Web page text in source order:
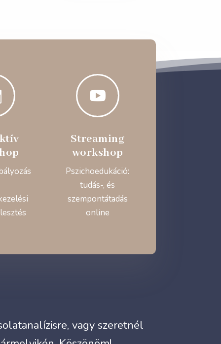

Streaming
workshop
Pszichoedukáció:
tudás-, és
szempontátadás
online
vagy szeretnél